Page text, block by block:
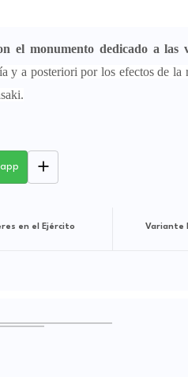
el monumento dedicado a las
y a posteriori por los efectos de la
Variante
en el Ejército